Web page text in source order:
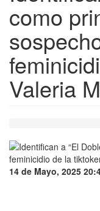
como
Valeria
14 de Mayo, 2025